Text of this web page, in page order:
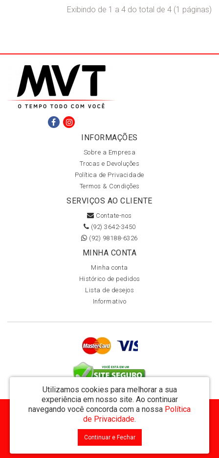
Exibindo de 1 a 4 do total de 4 (1 páginas)
INFORMAÇÕES
Sobre a Empresa
Trocas e Devoluções
Política de Privacidade
Termos & Condições
SERVIÇOS AO CLIENTE
Contate-nos
(92) 3642-3450
(92) 98188-6326
MINHA CONTA
Minha conta
Histórico de pedidos
Lista de desejos
Informativo
Utilizamos cookies para melhorar a sua
experiência em nosso site. Ao continuar
navegando você concorda com a nossa Política
de Privacidade.
Continuar e Fechar
MVT Comércio de Representação de Livros Ltda - CNPJ: 11.162.894/0001-32
Rua Visconde de Utinga 234 - Parque das Laranjeiras - Manaus / AM - CEP: 69058-810
MVT Livraria © 2026